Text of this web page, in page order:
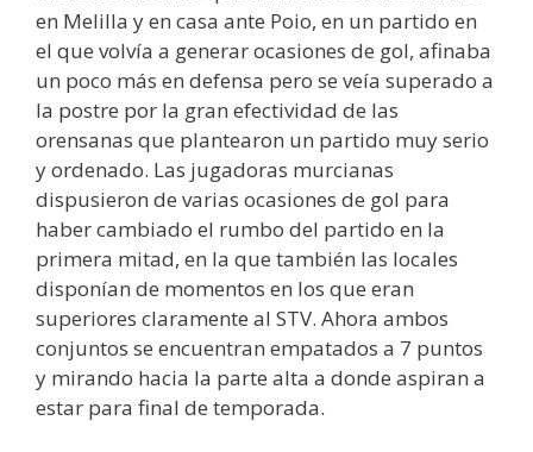
en Melilla y en casa ante Poio, en un partido en
el que volvía a generar ocasiones de gol, afinaba
un poco más en defensa pero se veía superado a
la postre por la gran efectividad de las
orensanas que plantearon un partido muy serio
y ordenado. Las jugadoras murcianas
dispusieron de varias ocasiones de gol para
haber cambiado el rumbo del partido en la
primera mitad, en la que también las locales
disponían de momentos en los que eran
superiores claramente al STV. Ahora ambos
conjuntos se encuentran empatados a 7 puntos
y mirando hacia la parte alta a donde aspiran a
estar para final de temporada.